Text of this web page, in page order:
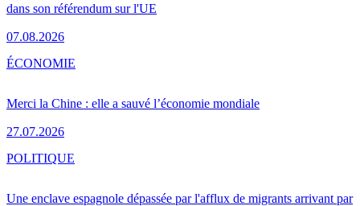
dans son référendum sur l'UE
07.08.2026
Merci la Chine : elle a sauvé l’économie mondiale
27.07.2026
ÉCONOMIE
Une enclave espagnole dépassée par l'afflux de migrants arrivant par
POLITIQUE